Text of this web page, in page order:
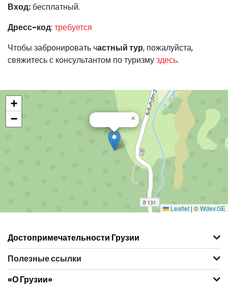
Вход: бесплатный.
Дресс-код: требуется
Чтобы забронировать частный тур, пожалуйста,
свяжитесь с консультантом по туризмуздесь.
×
+
−
Leaflet | ©Wdev.GE
Достопримечательности Грузии
Полезные ссылки
«О Грузии»